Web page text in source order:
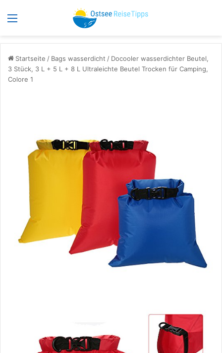
Menü
Startseite / Bags wasserdicht / Docooler wasserdichter Beutel,
3 Stück, 3 L + 5 L + 8 L Ultraleichte Beutel Trocken für Camping,
Colore 1